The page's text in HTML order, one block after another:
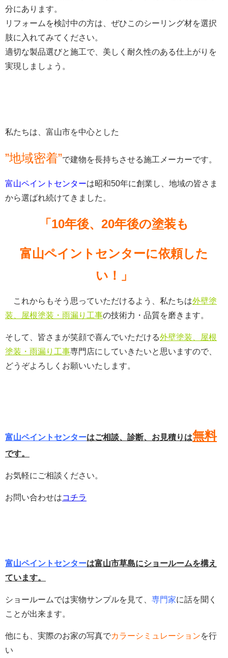
分にあります。
リフォームを検討中の方は、ぜひこのシーリング材を選択
肢に入れてみてください。
適切な製品選びと施工で、美しく耐久性のある仕上がりを
実現しましょう。
私たちは、富山市を中心とした
”地域密着”で建物を長持ちさせる施工メーカーです。
富山ペイントセンターは昭和50年に創業し、地域の皆さま
から選ばれ続けてきました。
「10年後、20年後の塗装も
富山ペイントセンターに依頼した
い！」
これからもそう思っていただけるよう、私たちは外壁塗
装、屋根塗装・雨漏り工事の技術力・品質を磨きます。
そして、皆さまが笑顔で喜んでいただける外壁塗装、屋根
塗装・雨漏り工事専門店にしていきたいと思いますので、
どうぞよろしくお願いいたします。
富山ペイントセンターはご相談、診断、お見積りは無料
です。
お気軽にご相談ください。
お問い合わせはコチラ
富山ペイントセンターは富山市草島にショールームを構え
ています。
ショールームでは実物サンプルを見て、 専門家に話を聞く
ことが出来ます。
他にも、実際のお家の写真でカラーシミュレーションを行
い